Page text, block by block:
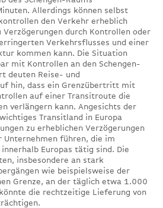
Allerdings können selbst
den Verkehr erheblich
Verzögerungen durch Kontrollen oder
Verkehrsflusses und einer
kommen kann. Die Situation
mit Kontrollen an den Schengen-
deuten Reise- und
hin, dass ein Grenzübertritt mit
auf einer Transitroute die
verlängern kann. Angesichts der
Transitland in Europa
zu erheblichen Verzögerungen
Unternehmen führen, die im
Europas tätig sind. Die
insbesondere an stark
wie beispielsweise der
Grenze, an der täglich etwa 1.000
die rechtzeitige Lieferung von